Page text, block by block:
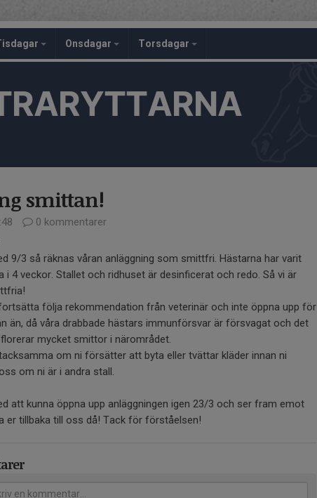
Onsdagar Torsdagar
smittan!
0 kommentarer
9/3 så räknas våran anläggning som smittfri. Hästarna har varit
i 4 veckor. Stallet och ridhuset är desinficerat och redo. Så vi är
följa rekommendation från veterinär och inte öppna upp för
än, då våra drabbade hästars immunförsvar är försvagat och det
mycket smittor i närområdet.
om ni försätter att byta eller tvättar kläder innan ni
om ni är i andra stall.
att kunna öppna upp anläggningen igen 23/3 och ser fram emot
er tillbaka till oss då! Tack för förståelsen!